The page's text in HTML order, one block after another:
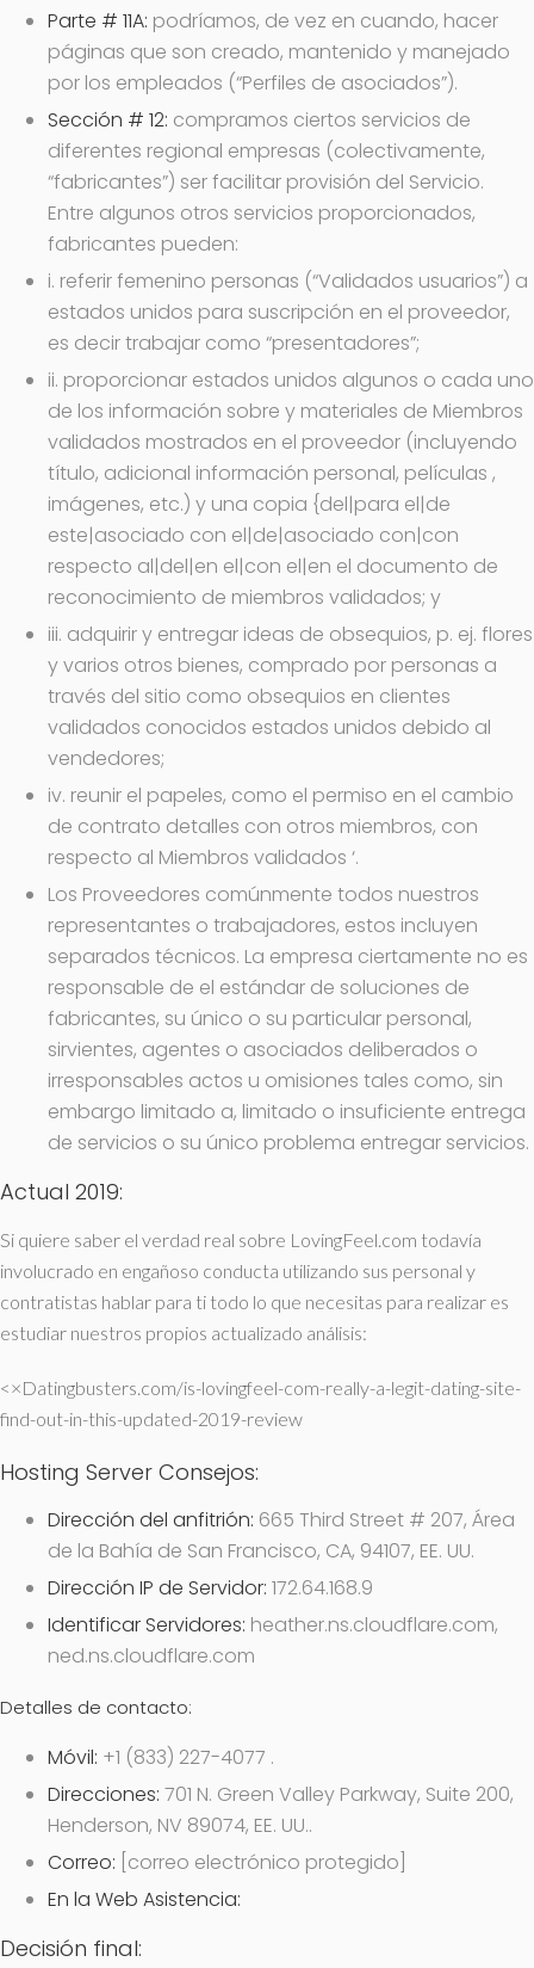
Parte # 11A: podríamos, de vez en cuando, hacer
páginas que son creado, mantenido y manejado
por los empleados (“Perfiles de asociados”).
Sección # 12: compramos ciertos servicios de
diferentes regional empresas (colectivamente,
“fabricantes”) ser facilitar provisión del Servicio.
Entre algunos otros servicios proporcionados,
fabricantes pueden:
i. referir femenino personas (“Validados usuarios”) a
estados unidos para suscripción en el proveedor,
es decir trabajar como “presentadores”;
ii. proporcionar estados unidos algunos o cada uno
de los información sobre y materiales de Miembros
validados mostrados en el proveedor (incluyendo
título, adicional información personal, películas ,
imágenes, etc.) y una copia {del|para el|de
este|asociado con el|de|asociado con|con
respecto al|del|en el|con el|en el documento de
reconocimiento de miembros validados; y
iii. adquirir y entregar ideas de obsequios, p. ej. flores
y varios otros bienes, comprado por personas a
través del sitio como obsequios en clientes
validados conocidos estados unidos debido al
vendedores;
iv. reunir el papeles, como el permiso en el cambio
de contrato detalles con otros miembros, con
respecto al Miembros validados ‘.
Los Proveedores comúnmente todos nuestros
representantes o trabajadores, estos incluyen
separados técnicos. La empresa ciertamente no es
responsable de el estándar de soluciones de
fabricantes, su único o su particular personal,
sirvientes, agentes o asociados deliberados o
irresponsables actos u omisiones tales como, sin
embargo limitado a, limitado o insuficiente entrega
de servicios o su único problema entregar servicios.
Actual 2019:
Si quiere saber el verdad real sobre LovingFeel.com todavía
involucrado en engañoso conducta utilizando sus personal y
contratistas hablar para ti todo lo que necesitas para realizar es
estudiar nuestros propios actualizado análisis:
<×Datingbusters.com/is-lovingfeel-com-really-a-legit-dating-site-
find-out-in-this-updated-2019-review
Hosting Server Consejos:
Dirección del anfitrión: 665 Third Street # 207, Área
de la Bahía de San Francisco, CA, 94107, EE. UU.
Dirección IP de Servidor: 172.64.168.9
Identificar Servidores: heather.ns.cloudflare.com,
ned.ns.cloudflare.com
Detalles de contacto:
Móvil: +1 (833) 227-4077 .
Direcciones: 701 N. Green Valley Parkway, Suite 200,
Henderson, NV 89074, EE. UU..
Correo: [correo electrónico protegido]
En la Web Asistencia:
Decisión final: